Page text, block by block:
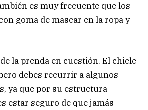
es muy frecuente que los
goma de mascar en la ropa y
la prenda en cuestión. El chicle
debes recurrir a algunos
ya que por su estructura
estar seguro de que jamás